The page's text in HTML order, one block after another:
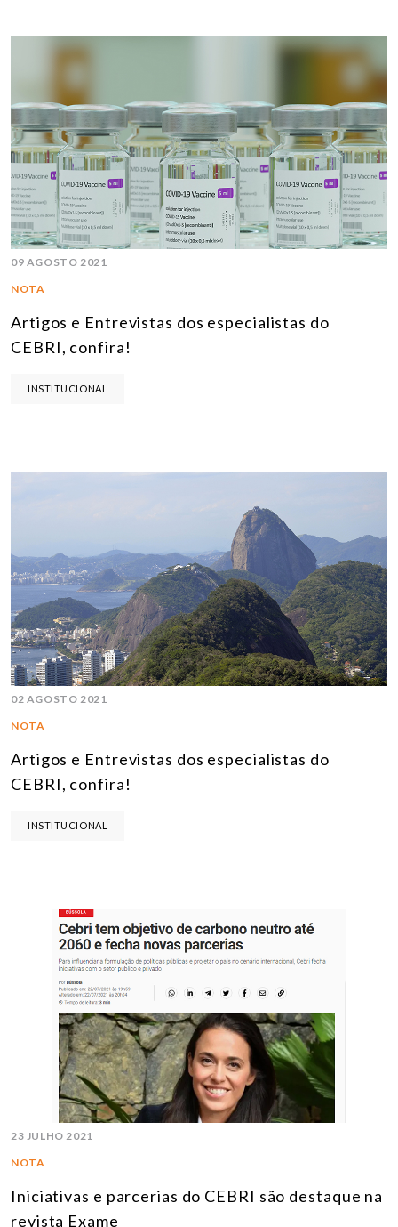
09 AGOSTO 2021
NOTA
Artigos e Entrevistas dos especialistas do
CEBRI, confira!
INSTITUCIONAL
02 AGOSTO 2021
NOTA
Artigos e Entrevistas dos especialistas do
CEBRI, confira!
INSTITUCIONAL
23 JULHO 2021
NOTA
Iniciativas e parcerias do CEBRI são destaque na
revista Exame